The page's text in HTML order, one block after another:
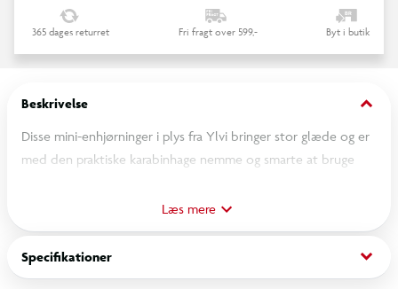
365 dages returret Fri fragt over 599,- Byt i butik
Beskrivelse keyboard_arrow_down
Disse mini-enhjørninger i plys fra Ylvi bringer stor glæde og er
med den praktiske karabinhage nemme og smarte at bruge
flot pynt. De bløde plysnøgleringe med glitrende
enhjørningehorn findes i fire forskellige varianter: lyserød med
pink man. grå med lyserød man. hvid med lyserød man og lilla
med regnbuefarvet man og alle med forskellige. søde detaljer.
Læs mere
Specifikationer keyboard_arrow_down